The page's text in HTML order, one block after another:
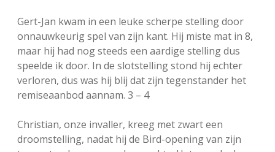
Gert-Jan kwam in een leuke scherpe stelling door
onnauwkeurig spel van zijn kant. Hij miste mat in 8,
maar hij had nog steeds een aardige stelling dus
speelde ik door. In de slotstelling stond hij echter
verloren, dus was hij blij dat zijn tegenstander het
remiseaanbod aannam. 3 – 4
Christian, onze invaller, kreeg met zwart een
droomstelling, nadat hij de Bird-opening van zijn